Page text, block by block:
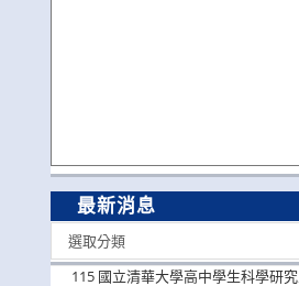
最新消息
選取分類
115 國立清華大學高中學生科學研